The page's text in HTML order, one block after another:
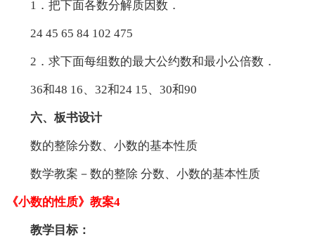
1．把下面各数分解质因数．
24 45 65 84 102 475
2．求下面每组数的最大公约数和最小公倍数．
36和48 16、32和24 15、30和90
六、板书设计
数的整除分数、小数的基本性质
数学教案－数的整除 分数、小数的基本性质
《小数的性质》教案4
教学目标：